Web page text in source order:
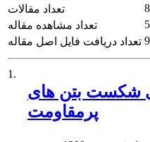
تعداد مقالات
تعداد مشاهده مقاله
تعداد دریافت فایل اصل مقاله
1.
شکست بتن های
پرمقاومت